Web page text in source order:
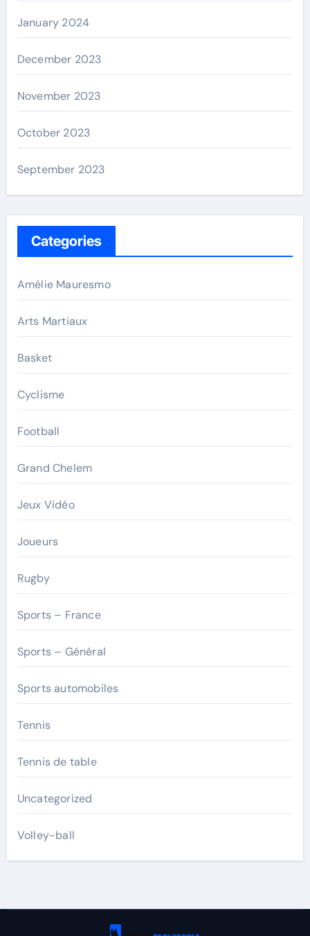
January 2024
December 2023
November 2023
October 2023
September 2023
Categories
Amélie Mauresmo
Arts Martiaux
Basket
Cyclisme
Football
Grand Chelem
Jeux Vidéo
Joueurs
Rugby
Sports – France
Sports – Général
Sports automobiles
Tennis
Tennis de table
Uncategorized
Volley-ball